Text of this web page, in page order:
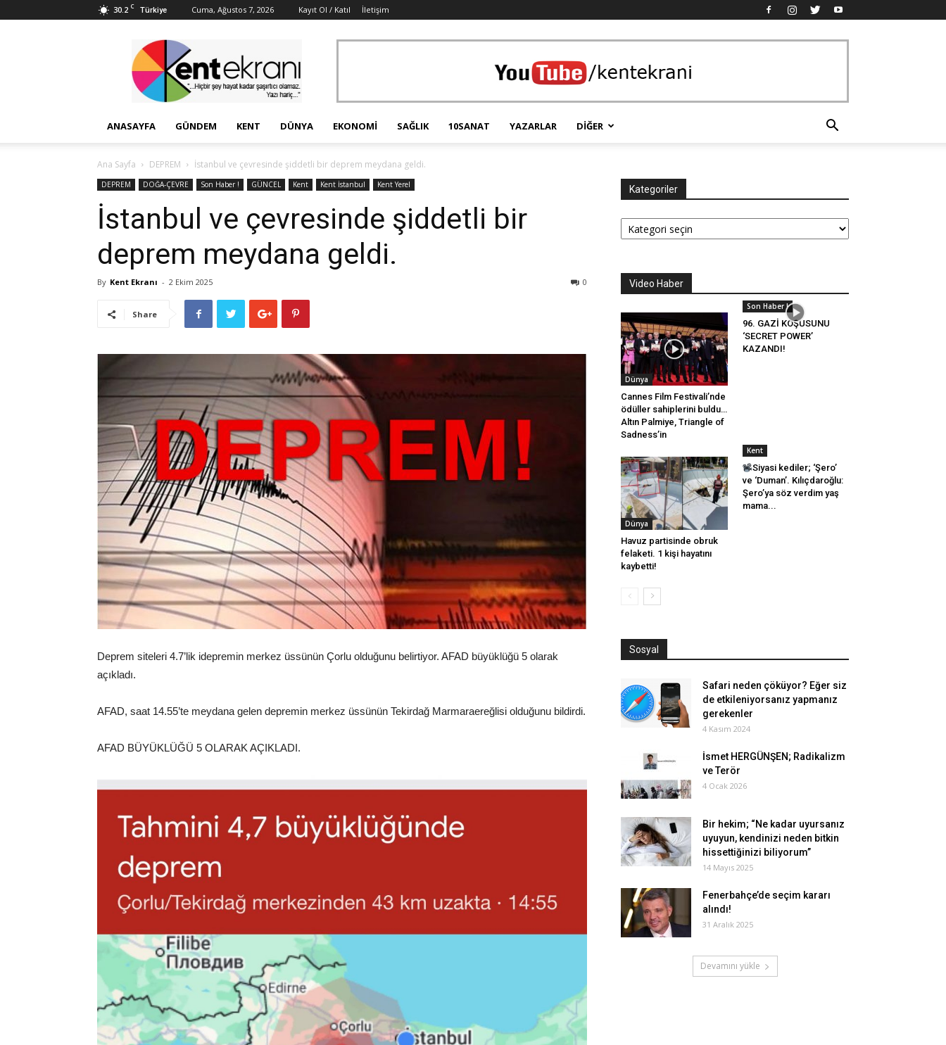
30.2 C Türkiye Cuma, Ağustos 7, 2026 Kayıt Ol / Katıl İletişim
Ekranı
ANASAYFA GÜNDEM KENT DÜNYA EKONOMI SAĞLIK 10SANAT YAZARLAR DIĞER
Ana Sayfa DEPREM İstanbul ve çevresinde şiddetli bir deprem meydana geldi.
DEPREM DOĞA-ÇEVRE Son Haber ! GÜNCEL Kent Kent İstanbul Kent Yerel
İstanbul ve çevresinde şiddetli bir
deprem meydana geldi.
By Kent Ekranı - 2 Ekim 2025 0
Share
Deprem siteleri 4.7’lik idepremin merkez üssünün Çorlu olduğunu belirtiyor. AFAD büyüklüğü 5 olarak
açıkladı.
AFAD, saat 14.55’te meydana gelen depremin merkez üssünün Tekirdağ Marmaraereğlisi olduğunu bildirdi.
AFAD BÜYÜKLÜĞÜ 5 OLARAK AÇIKLADI.
Kategoriler
Kategoriler
Video Haber
Dünya
Cannes Film Festivali’nde
ödüller sahiplerini buldu…
Altın Palmiye, Triangle of
Sadness’in
Son Haber !
96. GAZİ KOŞUSUNU
‘SECRET POWER’
KAZANDI!
Dünya
Havuz partisinde obruk
felaketi. 1 kişi hayatını
kaybetti!
Kent
Siyasi kediler; ‘Şero’
ve ‘Duman’. Kılıçdaroğlu:
Şero’ya söz verdim yaş
mama...
Sosyal
Safari neden çöküyor? Eğer siz
de etkileniyorsanız yapmanız
gerekenler
4 Kasım 2024
İsmet HERGÜNŞEN; Radikalizm
ve Terör
4 Ocak 2026
Bir hekim; “Ne kadar uyursanız
uyuyun, kendinizi neden bitkin
hissettiğinizi biliyorum”
14 Mayıs 2025
Fenerbahçe’de seçim kararı
alındı!
31 Aralık 2025
Devamını yükle